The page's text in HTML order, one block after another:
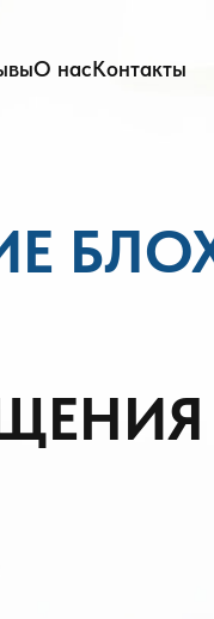
О насКонтакты